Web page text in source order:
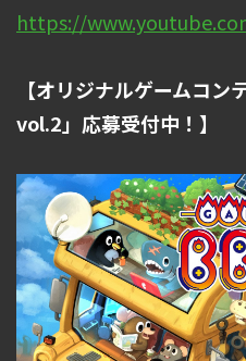
https://
【オリジナルゲームコン
vol.2」応募受付中！】